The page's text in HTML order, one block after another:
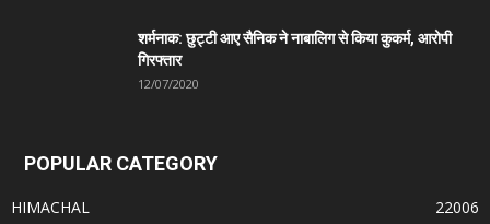
शर्मनाक: छुट्टी आए सैनिक ने नाबालिग से किया कुकर्म, आरोपी
गिरफ्तार
12/07/2020
POPULAR CATEGORY
HIMACHAL
22006